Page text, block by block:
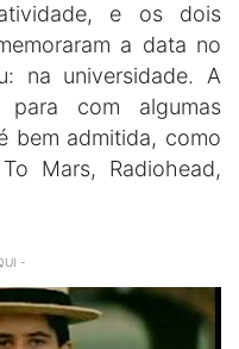
e os dois
a data no
na universidade. A
com algumas
bem admitida, como
Mars, Radiohead,
-